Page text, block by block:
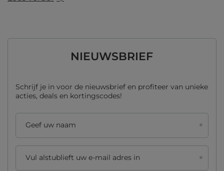
NIEUWSBRIEF
Schrijf je in voor de nieuwsbrief en profiteer van unieke
acties, deals en kortingscodes!
Geef uw naam
Vul alstublieft uw e-mail adres in